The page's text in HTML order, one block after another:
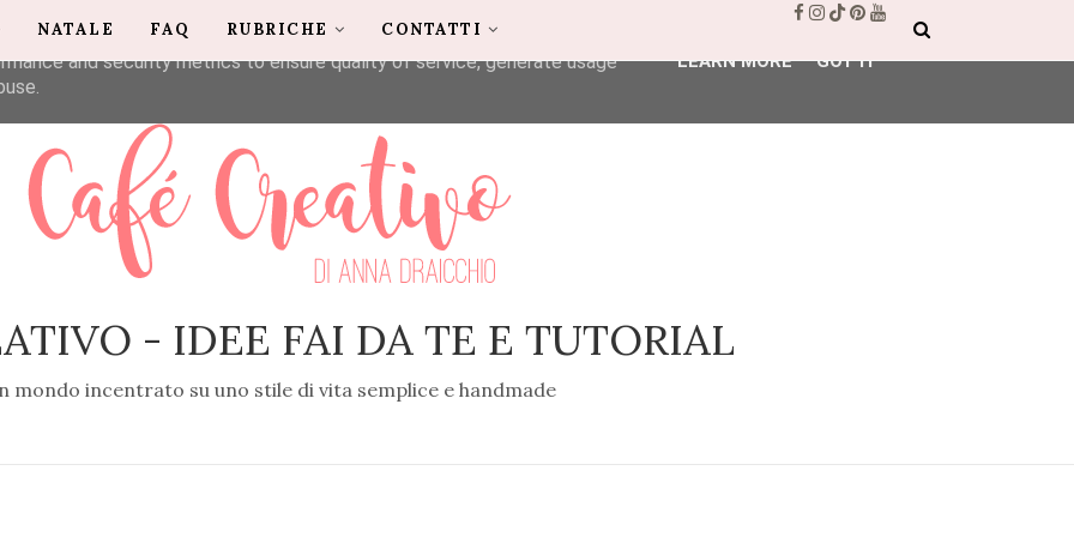
- IDEE FAI DA TE E TUTORIAL
mondo incentrato su uno stile di vita semplice e handmade
NATALE FAQ RUBRICHE CONTATTI
its services and to analyze traffic. Your IP address and user-agent
and security metrics to ensure quality of service, generate usage
LEARN MORE GOT IT